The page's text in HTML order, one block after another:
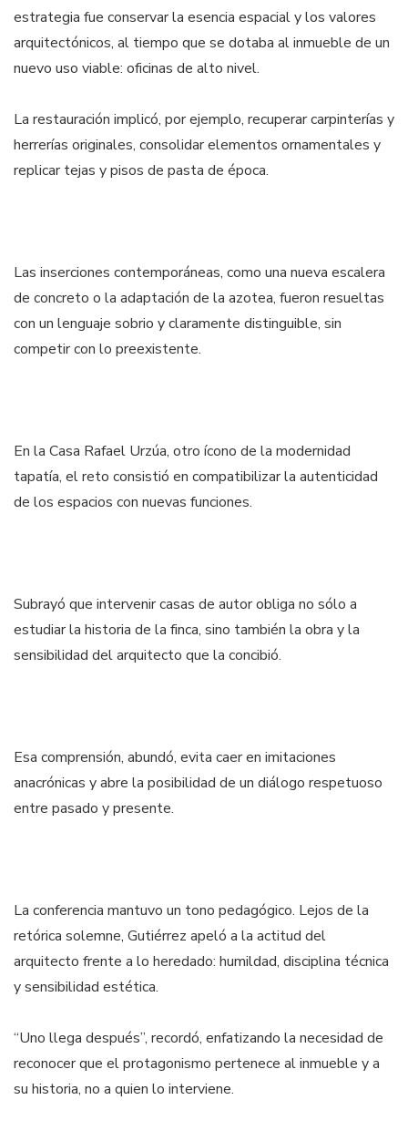
estrategia fue conservar la esencia espacial y los valores
arquitectónicos, al tiempo que se dotaba al inmueble de un
nuevo uso viable: oficinas de alto nivel.
La restauración implicó, por ejemplo, recuperar carpinterías y
herrerías originales, consolidar elementos ornamentales y
replicar tejas y pisos de pasta de época.
Las inserciones contemporáneas, como una nueva escalera
de concreto o la adaptación de la azotea, fueron resueltas
con un lenguaje sobrio y claramente distinguible, sin
competir con lo preexistente.
En la Casa Rafael Urzúa, otro ícono de la modernidad
tapatía, el reto consistió en compatibilizar la autenticidad
de los espacios con nuevas funciones.
Subrayó que intervenir casas de autor obliga no sólo a
estudiar la historia de la finca, sino también la obra y la
sensibilidad del arquitecto que la concibió.
Esa comprensión, abundó, evita caer en imitaciones
anacrónicas y abre la posibilidad de un diálogo respetuoso
entre pasado y presente.
La conferencia mantuvo un tono pedagógico. Lejos de la
retórica solemne, Gutiérrez apeló a la actitud del
arquitecto frente a lo heredado: humildad, disciplina técnica
y sensibilidad estética.
“Uno llega después”, recordó, enfatizando la necesidad de
reconocer que el protagonismo pertenece al inmueble y a
su historia, no a quien lo interviene.